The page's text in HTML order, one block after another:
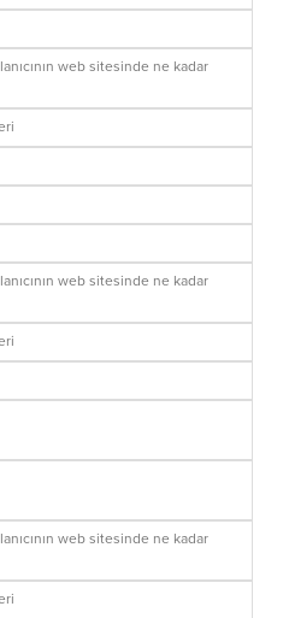
web sitesinde ne kadar
web sitesinde ne kadar
web sitesinde ne kadar